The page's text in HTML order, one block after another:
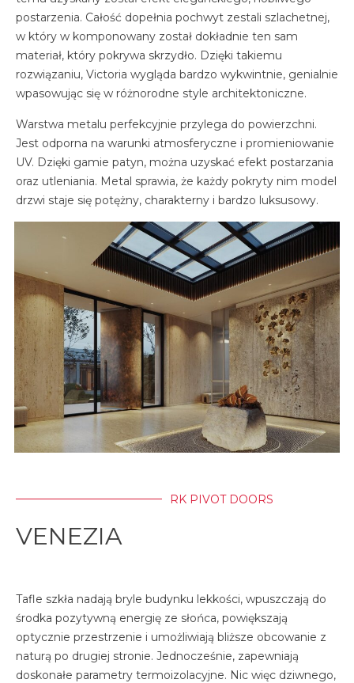
postarzenia. Całość dopełnia pochwyt zestali szlachetnej,
w który w komponowany został dokładnie ten sam
materiał, który pokrywa skrzydło. Dzięki takiemu
rozwiązaniu, Victoria wygląda bardzo wykwintnie, genialnie
wpasowując się w różnorodne style architektoniczne.
Warstwa metalu perfekcyjnie przylega do powierzchni.
Jest odporna na warunki atmosferyczne i promieniowanie
UV. Dzięki gamie patyn, można uzyskać efekt postarzania
oraz utleniania. Metal sprawia, że każdy pokryty nim model
drzwi staje się potężny, charakterny i bardzo luksusowy.
RK PIVOT DOORS
VENEZIA
Tafle szkła nadają bryle budynku lekkości, wpuszczają do
środka pozytywną energię ze słońca, powiększają
optycznie przestrzenie i umożliwiają bliższe obcowanie z
naturą po drugiej stronie. Jednocześnie, zapewniają
doskonałe parametry termoizolacyjne. Nic więc dziwnego,